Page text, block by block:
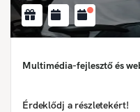
Multimédia-fejlesztő és
Érdeklődj a részletekért!